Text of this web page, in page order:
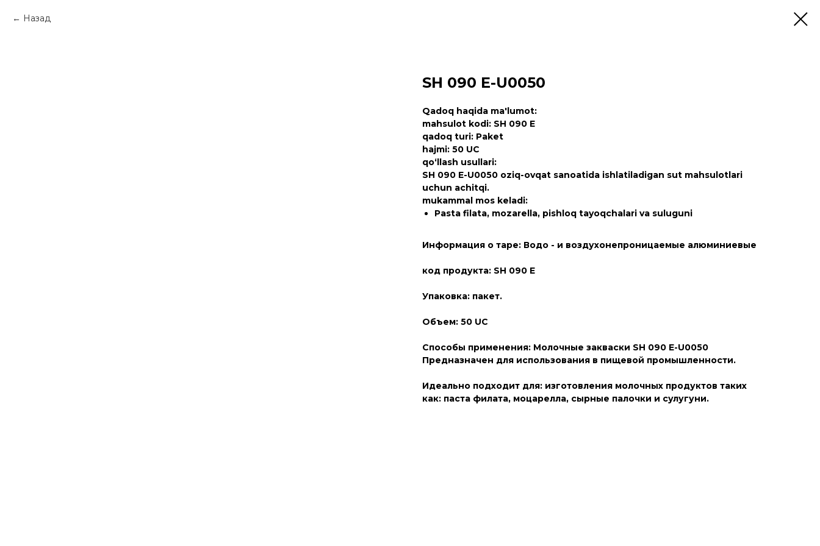
Назад
SH 090 E-U0050
Qadoq haqida ma'lumot:
mahsulot kodi: SH 090 E
qadoq turi: Paket
hajmi: 50 UC
qo‘llash usullari:
SH 090 E-U0050 oziq-ovqat sanoatida ishlatiladigan sut mahsulotlari
uchun achitqi.
mukammal mos keladi:
Pasta filata, mozarella, pishloq tayoqchalari va suluguni
Информация о таре: Водо - и воздухонепроницаемые алюминиевые
код продукта: SH 090 E
Упаковка: пакет.
Объем: 50 UC
Способы применения: Молочные закваски SH 090 E-U0050
Предназначен для использования в пищевой промышленности.
Идеально подходит для: изготовления молочных продуктов таких
как: паста филата, моцарелла, сырные палочки и сулугуни.